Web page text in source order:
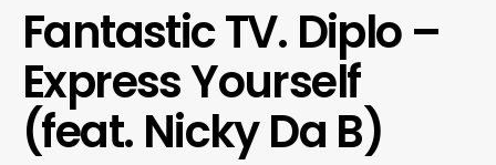
Fantastic TV. Diplo –
Express Yourself
(feat. Nicky Da B)